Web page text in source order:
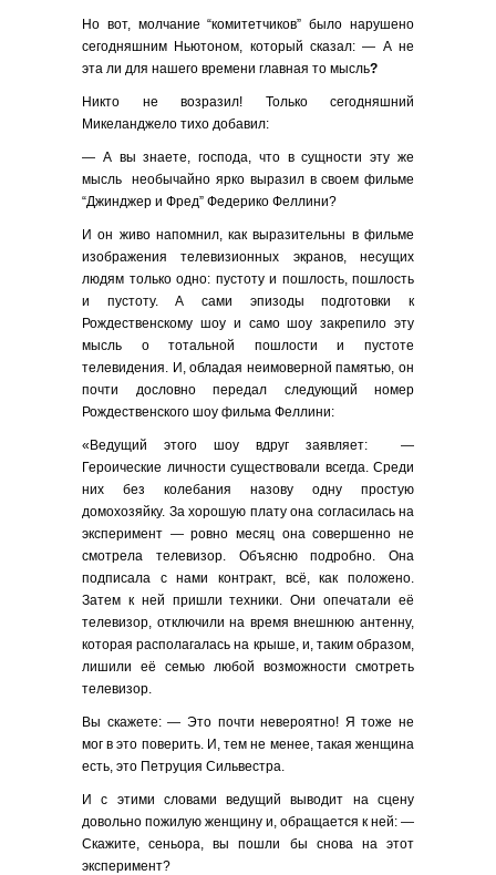
Но вот, молчание “комитетчиков” было нарушено
сегодняшним Ньютоном, который сказал: — А не
эта ли для нашего времени главная то мысль?
Никто не возразил! Только сегодняшний
Микеланджело тихо добавил:
— А вы знаете, господа, что в сущности эту же
мысль необычайно ярко выразил в своем фильме
“Джинджер и Фред” Федерико Феллини?
И он живо напомнил, как выразительны в фильме
изображения телевизионных экранов, несущих
людям только одно: пустоту и пошлость, пошлость
и пустоту. А сами эпизоды подготовки к
Рождественскому шоу и само шоу закрепило эту
мысль о тотальной пошлости и пустоте
телевидения. И, обладая неимоверной памятью, он
почти дословно передал следующий номер
Рождественского шоу фильма Феллини:
«Ведущий этого шоу вдруг заявляет: —
Героические личности существовали всегда. Среди
них без колебания назову одну простую
домохозяйку. За хорошую плату она согласилась на
эксперимент — ровно месяц она совершенно не
смотрела телевизор. Объясню подробно. Она
подписала с нами контракт, всё, как положено.
Затем к ней пришли техники. Они опечатали её
телевизор, отключили на время внешнюю антенну,
которая располагалась на крыше, и, таким образом,
лишили её семью любой возможности смотреть
телевизор.
Вы скажете: — Это почти невероятно! Я тоже не
мог в это поверить. И, тем не менее, такая женщина
есть, это Петруция Сильвестра.
И с этими словами ведущий выводит на сцену
довольно пожилую женщину и, обращается к ней: —
Скажите, сеньора, вы пошли бы снова на этот
эксперимент?